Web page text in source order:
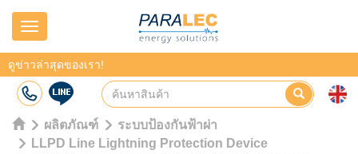
Navigation
ดูข่าวล่าสุดของเรา!
ผลิตภัณฑ์
ระบบป้องกันฟ้าผ่า
LLPD Line Lightning Protection Device